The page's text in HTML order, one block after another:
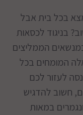
בכל בית אבל
בניגוד לכסאות
הממליצים
המומחים בכל
לעזור לכם
חשוב להדגיש
במאות